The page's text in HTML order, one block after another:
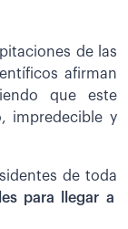
de las
afirman
que este
impredecible y
de toda
para llegar a